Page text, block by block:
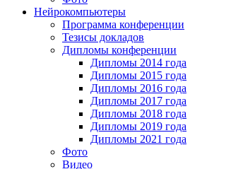
Нейрокомпьютеры
Программа конференции
Тезисы докладов
Дипломы конференции
Дипломы 2014 года
Дипломы 2015 года
Дипломы 2016 года
Дипломы 2017 года
Дипломы 2018 года
Дипломы 2019 года
Дипломы 2021 года
Фото
Видео